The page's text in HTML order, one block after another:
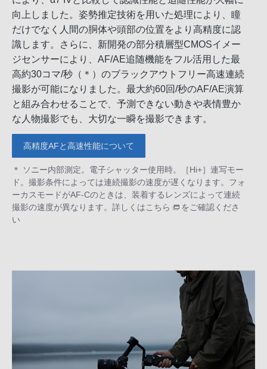
向上しました。姿勢推定技術を用いた処理により、瞳
だけでなく人間の胴体や頭部の位置をより高精度に認
識します。さらに、新開発の部分積層型CMOSイメー
ジセンサーにより、AF/AE追随機能をフル活用した最
高約30コマ/秒（＊）のブラックアウトフリー高速連続
撮影が可能になりました。最大約60回/秒のAF/AE演算
と組み合わせることで、予測できない動きや表情豊か
な人物撮影でも、大切な一瞬を撮影できます。
高精度AFと高速性能について
＊ ソニー内部測定。電子シャッター使用時。［Hi+］連写モー
ド。撮影条件によっては連続撮影の速度が遅くなります。フォ
ーカスモードがAF-Cのときは、装着するレンズによって連続
撮影の速度が異なります。詳しくは こちら
をご確認くださ
い